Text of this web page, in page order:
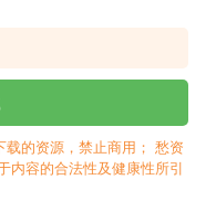
的资源，禁止商用； 愁资
内容的合法性及健康性所引